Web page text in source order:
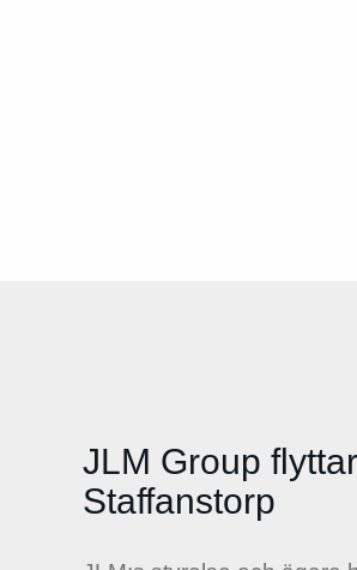
JLM Group
Staffanstorp